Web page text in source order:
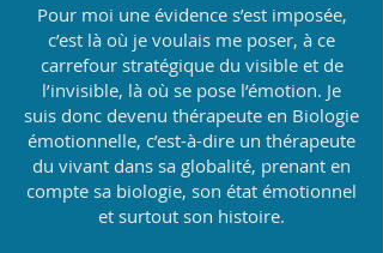
Pour moi une évidence s’est imposée,
c’est là où je voulais me poser, à ce
carrefour stratégique du visible et de
l’invisible, là où se pose l’émotion. Je
suis donc devenu thérapeute en Biologie
émotionnelle, c’est-à-dire un thérapeute
du vivant dans sa globalité, prenant en
compte sa biologie, son état émotionnel
et surtout son histoire.